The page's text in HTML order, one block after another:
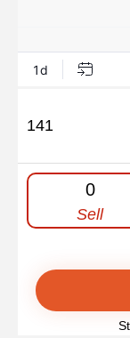
141
0
Sell